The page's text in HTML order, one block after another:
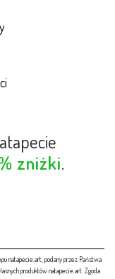
zniżki.
natapecie.art, podany przez Państwa
produktów natapecie.art. Zgoda